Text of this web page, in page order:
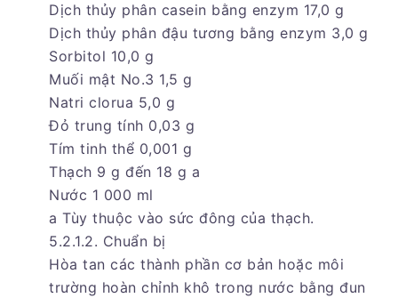
Dịch thủy phân casein bằng enzym 17,0 g
Dịch thủy phân đậu tương bằng enzym 3,0 g
Sorbitol 10,0 g
Muối mật No.3 1,5 g
Natri clorua 5,0 g
Đỏ trung tính 0,03 g
Tím tinh thể 0,001 g
Thạch 9 g đến 18 g a
Nước 1 000 ml
a Tùy thuộc vào sức đông của thạch.
5.2.1.2. Chuẩn bị
Hòa tan các thành phần cơ bản hoặc môi
trường hoàn chỉnh khô trong nước bằng đun